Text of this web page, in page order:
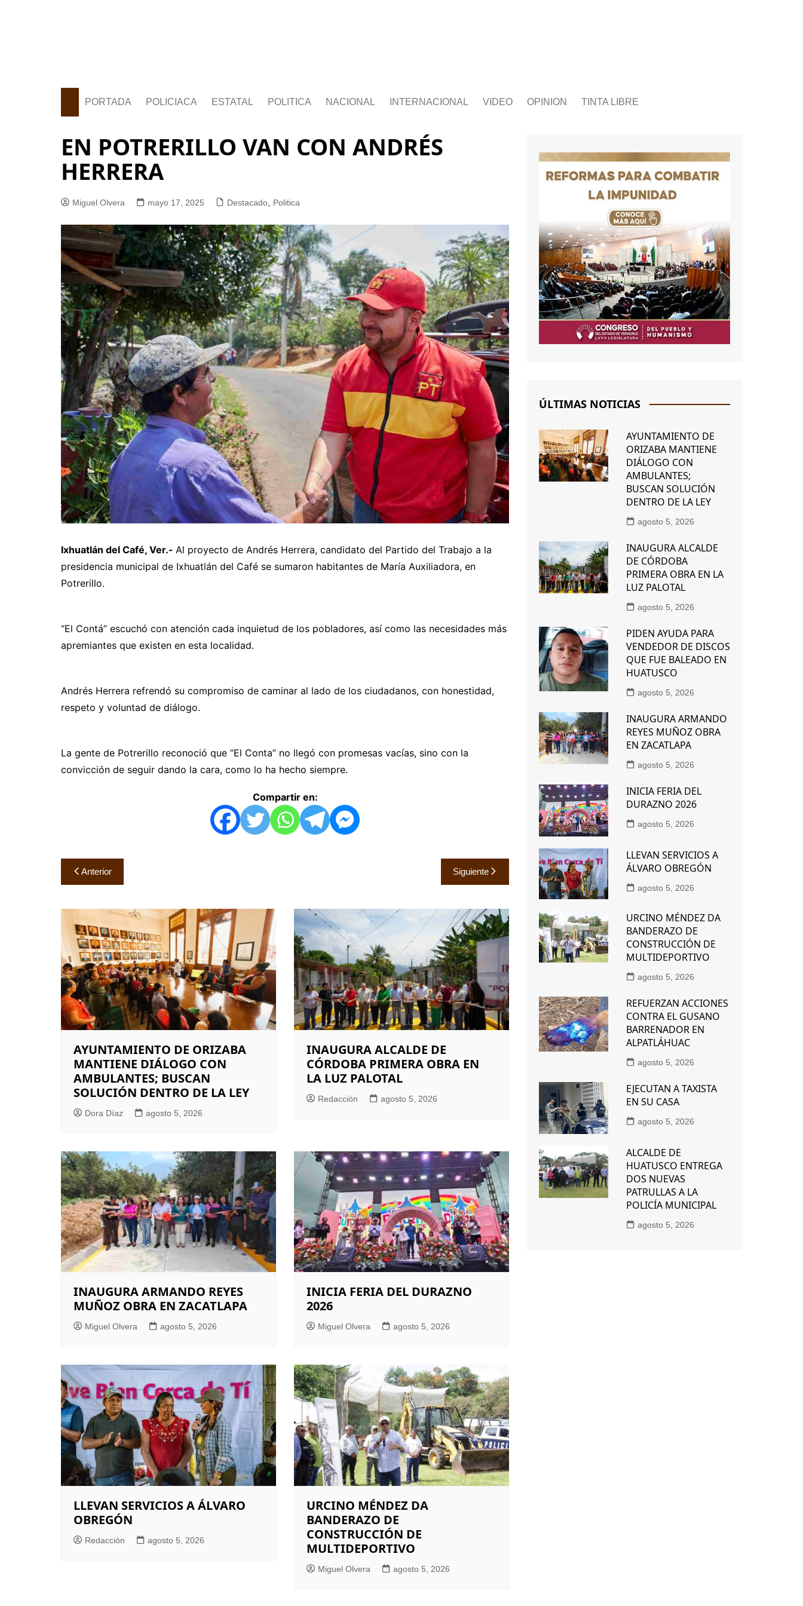
PORTADA POLICIACA ESTATAL POLITICA NACIONAL INTERNACIONAL VIDEO OPINION TINTA LIBRE
EN POTRERILLO VAN CON ANDRÉS
HERRERA
Miguel Olvera mayo 17, 2025 Destacado Politica
Ixhuatlán del Café, Ver.- Al proyecto de Andrés Herrera, candidato del Partido del Trabajo a la
presidencia municipal de Ixhuatlán del Café se sumaron habitantes de María Auxiliadora, en
Potrerillo.
“El Contá” escuchó con atención cada inquietud de los pobladores, así como las necesidades más
apremiantes que existen en esta localidad.
Andrés Herrera refrendó su compromiso de caminar al lado de los ciudadanos, con honestidad,
respeto y voluntad de diálogo.
La gente de Potrerillo reconoció que “El Conta” no llegó con promesas vacías, sino con la
convicción de seguir dando la cara, como lo ha hecho siempre.
Compartir en:
Navegación
de
entradas
Anterior Siguiente
AYUNTAMIENTO DE ORIZABA
MANTIENE DIÁLOGO CON
AMBULANTES; BUSCAN
SOLUCIÓN DENTRO DE LA LEY
Dora Díaz agosto 5, 2026
INAUGURA ALCALDE DE
CÓRDOBA PRIMERA OBRA EN
LA LUZ PALOTAL
Redacción agosto 5, 2026
INAUGURA ARMANDO REYES
MUÑOZ OBRA EN ZACATLAPA
Miguel Olvera agosto 5, 2026
INICIA FERIA DEL DURAZNO
2026
Miguel Olvera agosto 5, 2026
LLEVAN SERVICIOS A ÁLVARO
OBREGÓN
Redacción agosto 5, 2026
URCINO MÉNDEZ DA
BANDERAZO DE
CONSTRUCCIÓN DE
MULTIDEPORTIVO
Miguel Olvera agosto 5, 2026
ÚLTIMAS NOTICIAS
AYUNTAMIENTO DE
ORIZABA MANTIENE
DIÁLOGO CON
AMBULANTES;
BUSCAN SOLUCIÓN
DENTRO DE LA LEY
agosto 5, 2026
INAUGURA ALCALDE
DE CÓRDOBA
PRIMERA OBRA EN LA
LUZ PALOTAL
agosto 5, 2026
PIDEN AYUDA PARA
VENDEDOR DE DISCOS
QUE FUE BALEADO EN
HUATUSCO
agosto 5, 2026
INAUGURA ARMANDO
REYES MUÑOZ OBRA
EN ZACATLAPA
agosto 5, 2026
INICIA FERIA DEL
DURAZNO 2026
agosto 5, 2026
LLEVAN SERVICIOS A
ÁLVARO OBREGÓN
agosto 5, 2026
URCINO MÉNDEZ DA
BANDERAZO DE
CONSTRUCCIÓN DE
MULTIDEPORTIVO
agosto 5, 2026
REFUERZAN ACCIONES
CONTRA EL GUSANO
BARRENADOR EN
ALPATLÁHUAC
agosto 5, 2026
EJECUTAN A TAXISTA
EN SU CASA
agosto 5, 2026
ALCALDE DE
HUATUSCO ENTREGA
DOS NUEVAS
PATRULLAS A LA
POLICÍA MUNICIPAL
agosto 5, 2026